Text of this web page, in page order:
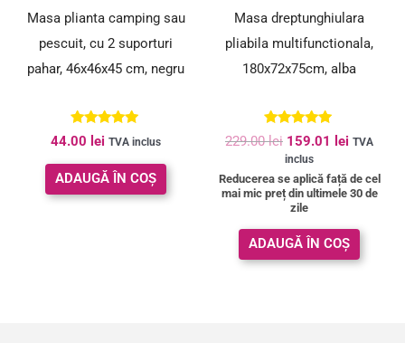
Masa plianta camping sau
pescuit, cu 2 suporturi
pahar, 46x46x45 cm, negru
Evaluat la
5.00
din 5
44.00 lei TVA inclus
ADAUGĂ ÎN COȘ
Masa dreptunghiulara
pliabila multifunctionala,
180x72x75cm, alba
Evaluat la
4.84
din 5
229.00lei 159.01 lei TVA
inclus
Reducerea se aplică față de cel
mai mic preț din ultimele 30 de
zile
ADAUGĂ ÎN COȘ